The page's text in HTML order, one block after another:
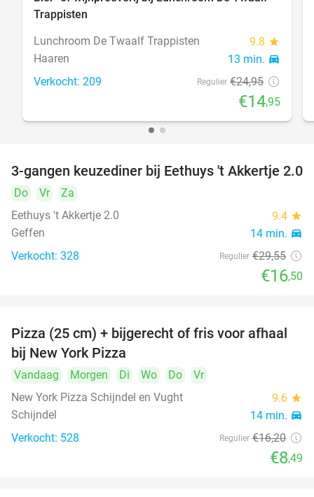
Trappisten
Lunchroom De Twaalf Trappisten
9.8 star
Haaren 13 min. directions_car
Verkocht: 209 Regulier €24,95
€14,95
44%
3-gangen keuzediner bij Eethuys 't Akkertje 2.0
Do Vr
Za
Eethuys 't Akkertje 2.0
9.4 star
Geffen 14 min. directions_car
Verkocht: 328 Regulier €29,55
€16,50
48%
Pizza (25 cm) + bijgerecht of fris voor afhaal
bij New York Pizza
Vandaag Morgen Di Wo Do
Vr
New York Pizza Schijndel en Vught
9.6 star
Schijndel 14 min. directions_car
Verkocht: 528 Regulier €16,20
€8,49